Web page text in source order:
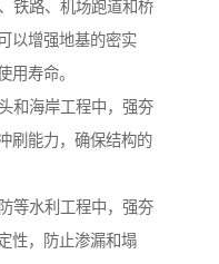
铁路、机场跑道和桥
以增强地基的密实
用寿命。
和海岸工程中，强夯
刷能力，确保结构的
等水利工程中，强夯
性，防止渗漏和塌